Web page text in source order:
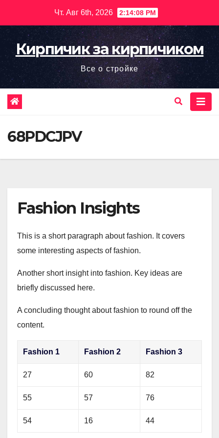
содержимому
Чт. Авг 6th, 2026 2:14:10 PM
Кирпичик за кирпичиком
Все о стройке
68PDCJPV
Fashion Insights
This is a short paragraph about fashion. It covers
some interesting aspects of fashion.
Another short insight into fashion. Key ideas are
briefly discussed here.
A concluding thought about fashion to round off the
content.
Fashion 1 Fashion 2 Fashion 3
27 60 82
55 57 76
54 16 44